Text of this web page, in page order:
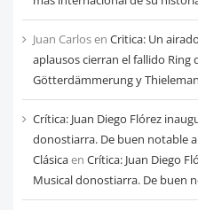
Juan Carlosen Critica: Un
aplausos cierran el fallido Ring
Götterdämmerung y
Crítica: Juan Diego Flórez
donostiarra. De buen notable
Clásicaen Crítica: Juan Diego
Musical donostiarra. De buen